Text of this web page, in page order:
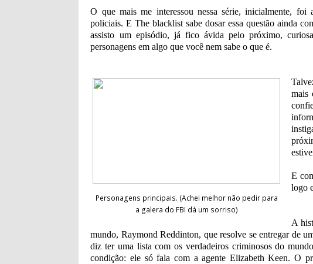
O que mais me interessou nessa série, inicialmente,
policiais. E The blacklist sabe dosar essa questão ainda
assisto um episódio, já fico ávida pelo próximo,
personagens em algo que você nem sabe o que é.
Personagens principais. (Achei melhor não pedir para
a galera do FBI dá um sorriso)
mais
E
logo
A
mundo, RaymondReddinton, que resolve se entregar de
diz ter uma lista com os verdadeiros criminosos do
condição: ele só fala com a agente Elizabeth Keen. O